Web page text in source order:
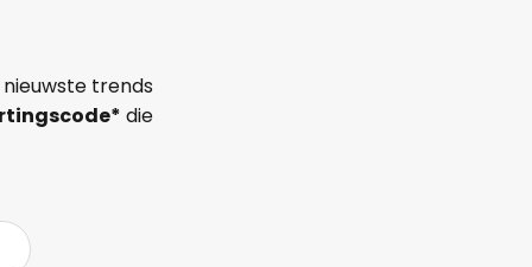
trends
die